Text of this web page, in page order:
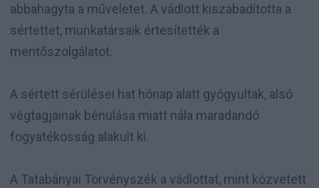
abbahagyta a műveletet. A vádlott kiszabadította a
sértettet, munkatársaik értesítették a
mentőszolgálatot.
A sértett sérülései hat hónap alatt gyógyultak, alsó
végtagjainak bénulása miatt nála maradandó
fogyatékosság alakult ki.
A Tatabányai Törvényszék a vádlottat, mint közvetett